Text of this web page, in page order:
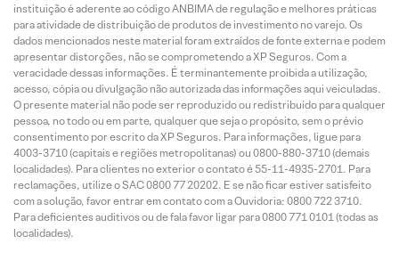
instituição é aderente ao código ANBIMA de regulação e melhores práticas
para atividade de distribuição de produtos de investimento no varejo. Os
dados mencionados neste material foram extraídos de fonte externa e podem
apresentar distorções, não se comprometendo a XP Seguros. Com a
veracidade dessas informações. É terminantemente proibida a utilização,
acesso, cópia ou divulgação não autorizada das informações aqui veiculadas.
O presente material não pode ser reproduzido ou redistribuído para qualquer
pessoa, no todo ou em parte, qualquer que seja o propósito, sem o prévio
consentimento por escrito da XP Seguros. Para informações, ligue para
4003-3710 (capitais e regiões metropolitanas) ou 0800-880-3710 (demais
localidades). Para clientes no exterior o contato é 55-11-4935-2701. Para
reclamações, utilize o SAC 0800 77 20202. E se não ficar estiver satisfeito
com a solução, favor entrar em contato com a Ouvidoria: 0800 722 3710.
Para deficientes auditivos ou de fala favor ligar para 0800 771 0101 (todas as
localidades).